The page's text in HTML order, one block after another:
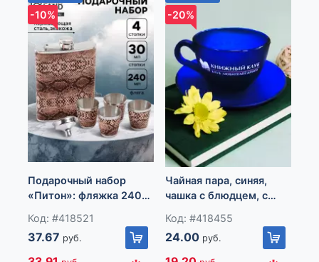
-10%
Подарочный набор
«Питон»: фляжка 240
Код: #418521
37.67 руб.
-20%
Чайная пара, синяя,
чашка с блюдцем, с
Код: #418455
24.00 руб.